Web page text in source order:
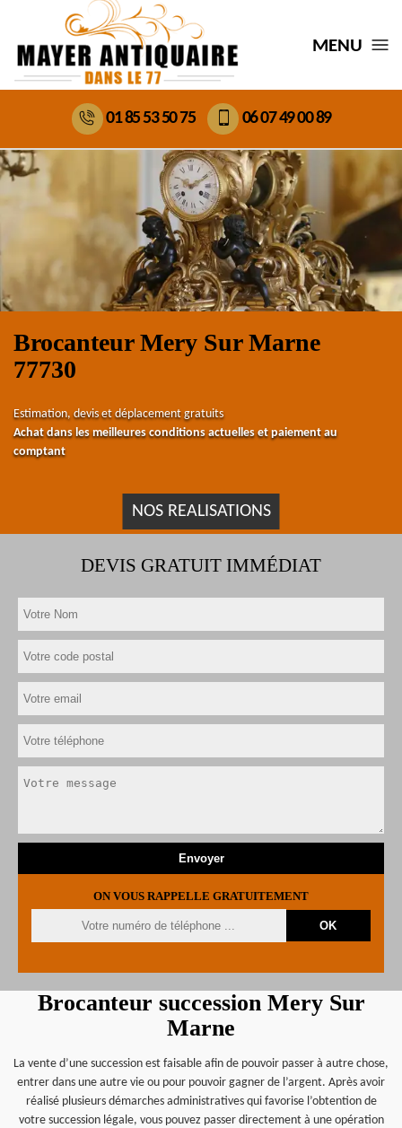
MENU
01 85 53 50 75 06 07 49 00 89
Brocanteur Mery Sur Marne
77730
Estimation, devis et déplacement gratuits
Achat dans les meilleures conditions actuelles et paiement au
comptant
NOS REALISATIONS
DEVIS GRATUIT IMMÉDIAT
ON VOUS RAPPELLE GRATUITEMENT
Brocanteur succession Mery Sur
Marne
La vente d’une succession est faisable afin de pouvoir passer à autre chose,
entrer dans une autre vie ou pour pouvoir gagner de l’argent. Après avoir
réalisé plusieurs démarches administratives qui favorise l’obtention de
votre succession légale, vous pouvez passer directement à une opération